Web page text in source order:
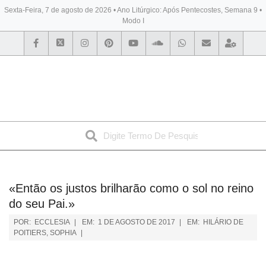
Sexta-Feira, 7 de agosto de 2026 • Ano Litúrgico: Após Pentecostes, Semana 9 •
Modo I
BYBLOS
«Então os justos brilharão como o sol no reino
do seu Pai.»
POR: ECCLESIA EM: 1 DE AGOSTO DE 2017 EM: HILÁRIO DE
POITIERS, SOPHIA